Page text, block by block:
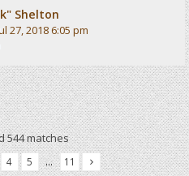
Shelton
27, 2018 6:05 pm
544 matches
4 5 … 11